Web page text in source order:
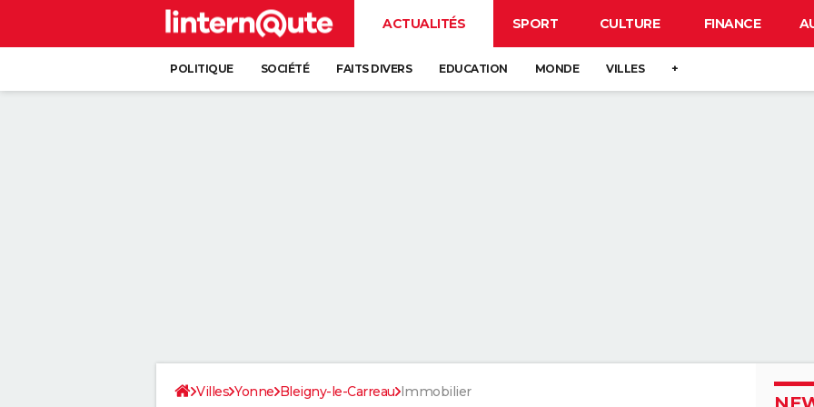
ACTUALITÉS SPORT CULTURE FINANCE
POLITIQUE SOCIÉTÉ FAITS DIVERS EDUCATION MONDE VILLES +
Villes Yonne Bleigny-le-Carreau Immobilier